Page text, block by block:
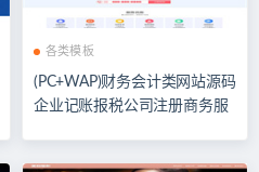
各类模板
(PC+WAP)财务会计类网站源码
企业记账报税公司注册商务服